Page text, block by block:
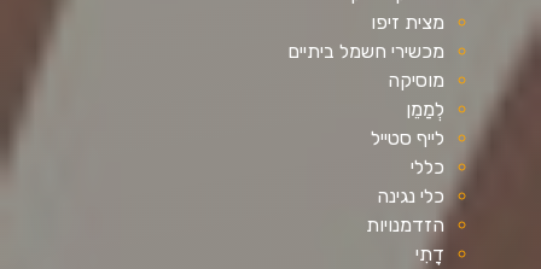
מצית זיפו
מכשירי חשמל ביתיים
מוסיקה
לְמַמֵן
לייף סטייל
כללי
כלי נגינה
הזדמנויות
דָתִי